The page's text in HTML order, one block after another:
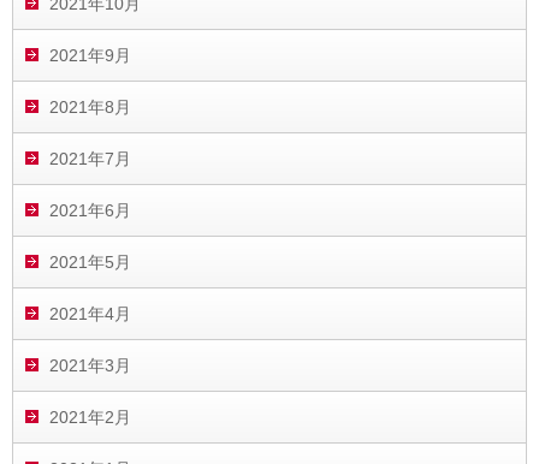
2021年9月
2021年8月
2021年7月
2021年6月
2021年5月
2021年4月
2021年3月
2021年2月